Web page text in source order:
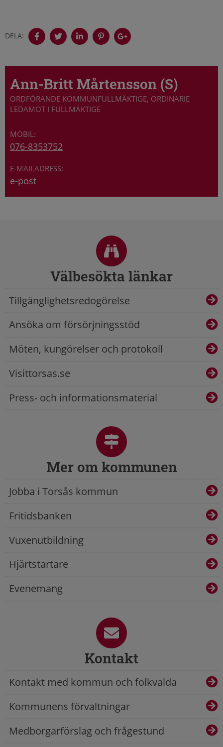
DELA:
Ann-Britt Mårtensson (S)
ORDFÖRANDE KOMMUNFULLMÄKTIGE, ORDINARIE
LEDAMOT I FULLMÄKTIGE
076-8353752
e-post
Välbesökta länkar
Tillgänglighetsredogörelse
Ansöka om försörjningsstöd
Möten, kungörelser och protokoll
Visittorsas.se
Press- och informationsmaterial
Mer om kommunen
Jobba i Torsås kommun
Fritidsbanken
Vuxenutbildning
Hjärtstartare
Evenemang
Kontakt
Kontakt med kommun och folkvalda
Kommunens förvaltningar
Medborgarförslag och frågestund